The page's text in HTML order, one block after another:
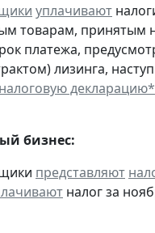
уплачивают
товарам, принятым
платежа,
лизинга,
налоговую декларацию*
бизнес:
представляют
налог за